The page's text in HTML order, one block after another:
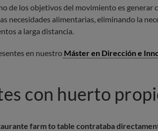
de los objetivos del movimiento es generar
necesidades alimentarias, eliminando la
a larga distancia.
en nuestro Máster en Dirección e
con huerto
farm to table contrataba